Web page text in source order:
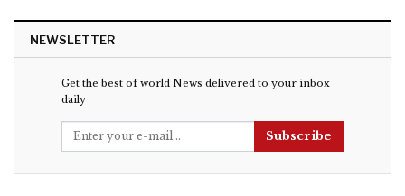
NEWSLETTER
Get the best of world News delivered to your inbox
daily
Subscribe